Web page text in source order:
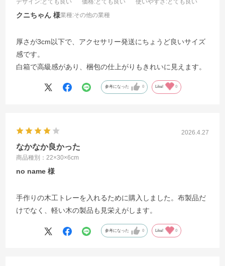
デザイン:とても良い 価格:とても良い 使いやすさ :とても良い
クニちゃん 業種:その他の業種
厚さが3cm以下で、アクセサリー発送にちょうど良いサイズ
感です。
白箱で高級感があり、梱包の仕上がりもきれいに見えます。
参考になった 0 Like! 0
2026.4.27
なかなか良かった
商品種別：22×30×6cm
no name
手作りの木工トレーを入れるために購入しました。布製品だ
けでなく、軽い木の製品も見栄えがします。
参考になった 0 Like! 0